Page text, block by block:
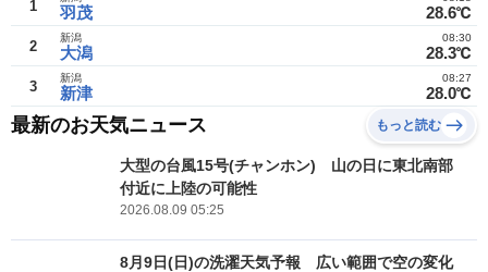
1 羽茂 28.6℃
2 大潟
新潟
28.3℃
08:30
3 新津
新潟
28.0℃
08:27
最新のお天気ニュース もっと読む
大型の台風15号(チャンホン) 山の日に東北南部
付近に上陸の可能性
2026.08.09 05:25
8月9日(日)の洗濯天気予報 広い範囲で空の変化